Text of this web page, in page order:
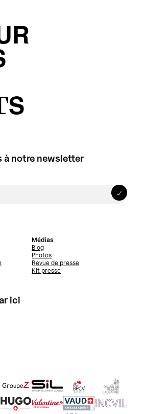
à notre newsletter
Médias
Blog
Photos
Revue de presse
Kit presse
ici